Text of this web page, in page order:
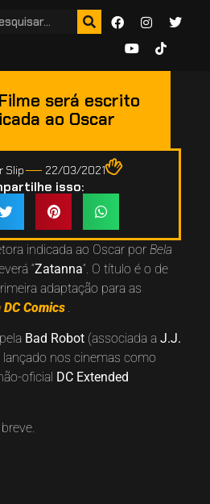
será escrito
ao Oscar
Slip 22/03/2021
isso:
indicada ao Oscar por Bela
“Zatanna“. O título é o de
adaptação para as
DC Comics .
Bad Robot(associada a J.J.
lançado nos cinemas como
oficial DC Extended